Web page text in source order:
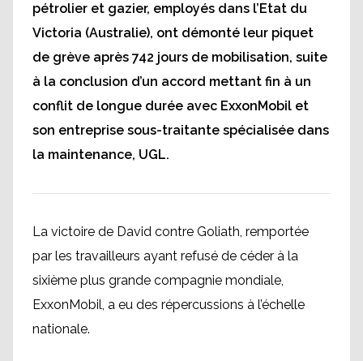
pétrolier et gazier, employés dans l’Etat du
Victoria (Australie), ont démonté leur piquet
de grève après 742 jours de mobilisation, suite
à la conclusion d’un accord mettant fin à un
conflit de longue durée avec ExxonMobil et
son entreprise sous-traitante spécialisée dans
la maintenance, UGL.
La victoire de David contre Goliath, remportée
par les travailleurs ayant refusé de céder à la
sixième plus grande compagnie mondiale,
ExxonMobil, a eu des répercussions à l’échelle
nationale.